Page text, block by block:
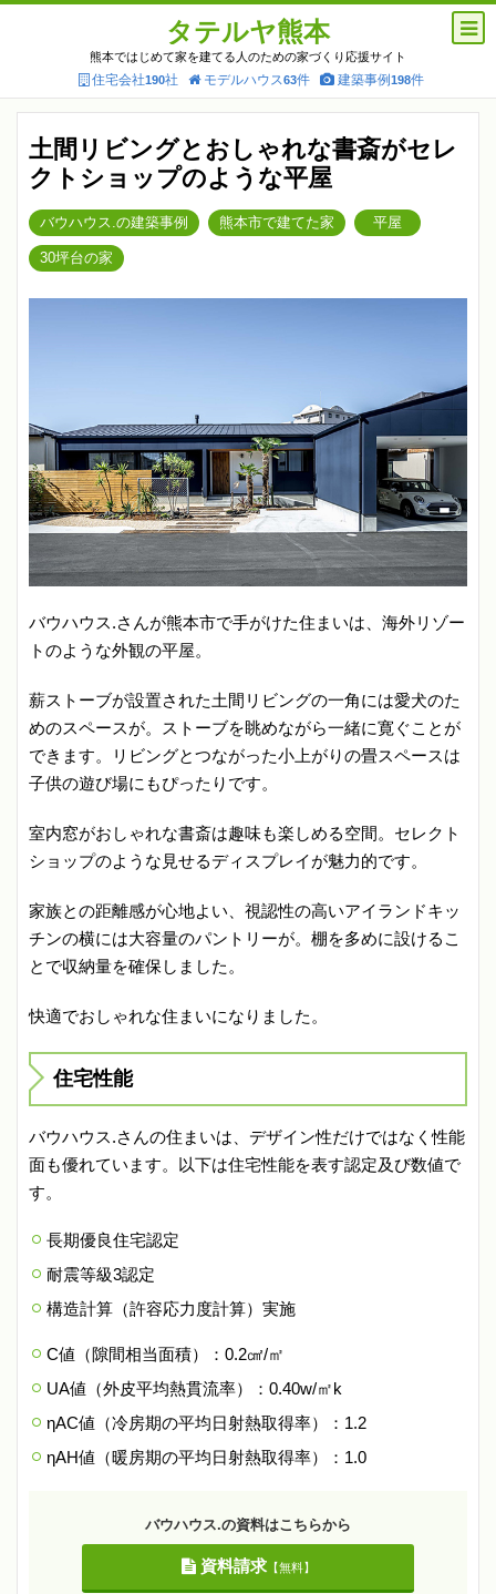
タテルヤ熊本
熊本ではじめて家を建てる人のための家づくり応援サイト
住宅会社190社 モデルハウス63件 建築事例198件
土間リビングとおしゃれな書斎がセレ
クトショップのような平屋
バウハウス.の建築事例 熊本市で建てた家 平屋
30坪台の家
バウハウス.さんが熊本市で手がけた住まいは、海外リゾー
トのような外観の平屋。
薪ストーブが設置された土間リビングの一角には愛犬のた
めのスペースが。ストーブを眺めながら一緒に寛ぐことが
できます。リビングとつながった小上がりの畳スペースは
子供の遊び場にもぴったりです。
室内窓がおしゃれな書斎は趣味も楽しめる空間。セレクト
ショップのような見せるディスプレイが魅力的です。
家族との距離感が心地よい、視認性の高いアイランドキッ
チンの横には大容量のパントリーが。棚を多めに設けるこ
とで収納量を確保しました。
快適でおしゃれな住まいになりました。
住宅性能
バウハウス.さんの住まいは、デザイン性だけではなく性能
面も優れています。以下は住宅性能を表す認定及び数値で
す。
長期優良住宅認定
耐震等級3認定
構造計算（許容応力度計算）実施
C値（隙間相当面積）：0.2㎠/㎡
UA値（外皮平均熱貫流率）：0.40w/㎡k
ηAC値（冷房期の平均日射熱取得率）：1.2
ηAH値（暖房期の平均日射熱取得率）：1.0
バウハウス.の資料はこちらから
資料請求【無料】